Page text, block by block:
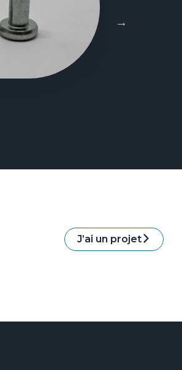
J’ai un projet